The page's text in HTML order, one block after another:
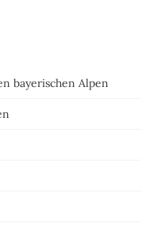
bayerischen Alpen